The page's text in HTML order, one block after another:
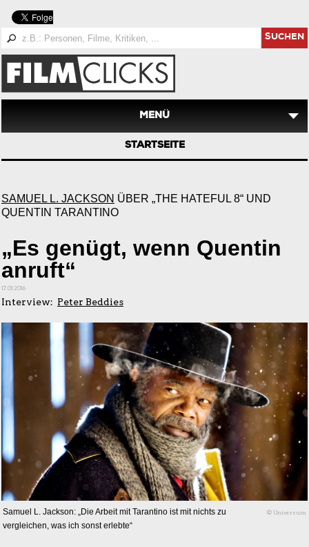
SUCHEN
MENÜ
STARTSEITE
SAMUEL L. JACKSON ÜBER „THE HATEFUL 8“ UND
QUENTIN TARANTINO
„Es genügt, wenn Quentin
anruft“
17.01.2016
Interview: Peter Beddies
Samuel L. Jackson: „Die Arbeit mit Tarantino ist mit nichts zu
vergleichen, was ich sonst erlebte“
© Universum